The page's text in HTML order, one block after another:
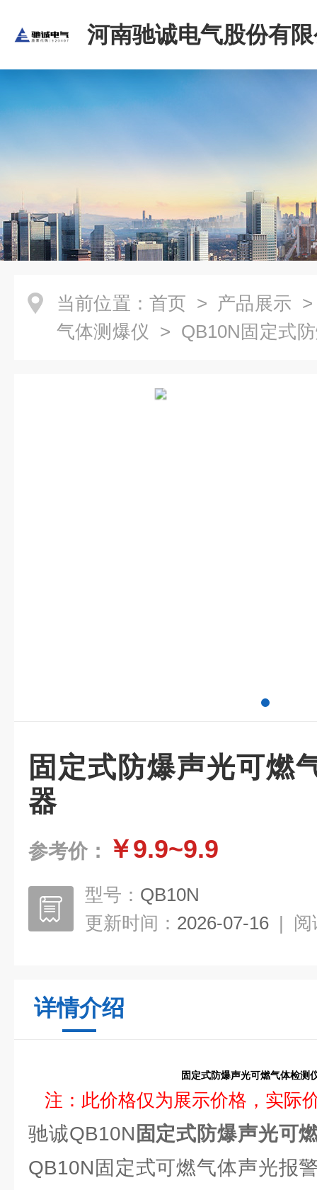
河南驰诚电气股份有
当前位置： 首页 > 产品展示
气体测爆仪 > QB10N固定式
固定式防爆声光可燃
器
参考价： ￥9.9~9.9
型号： QB10N
更新时间： 2026-07-16 | 阅
详情介绍
固定式防爆声光可燃气体检测
注：此价格仅为展示价格，实际
驰诚QB10N 固定式防爆声光可
QB10N固定式可燃气体声光报